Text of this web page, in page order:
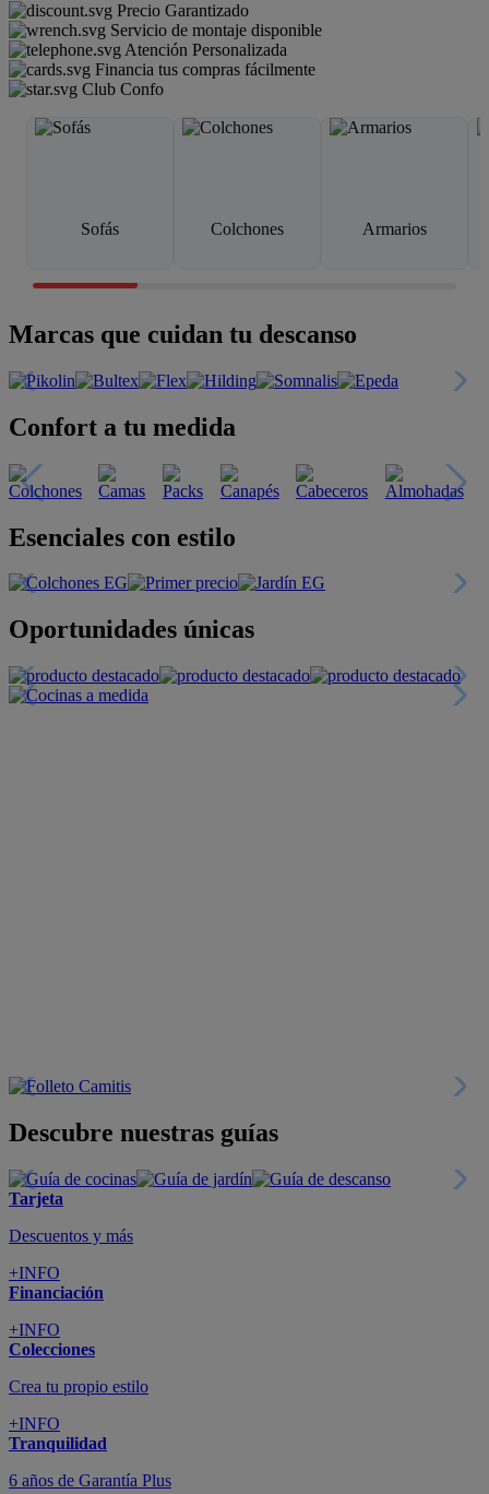
Precio Garantizado
Servicio de montaje disponible
Atención Personalizada
Financia tus compras fácilmente
Club Confo
Sofás Colchones Armarios
Marcas que cuidan tu descanso
Confort a tu medida
Esenciales con estilo
Oportunidades únicas
Descubre nuestras guías
Tarjeta
Descuentos y más
+INFO
Financiación
+INFO
Colecciones
Crea tu propio estilo
+INFO
Tranquilidad
6 años de Garantía Plus